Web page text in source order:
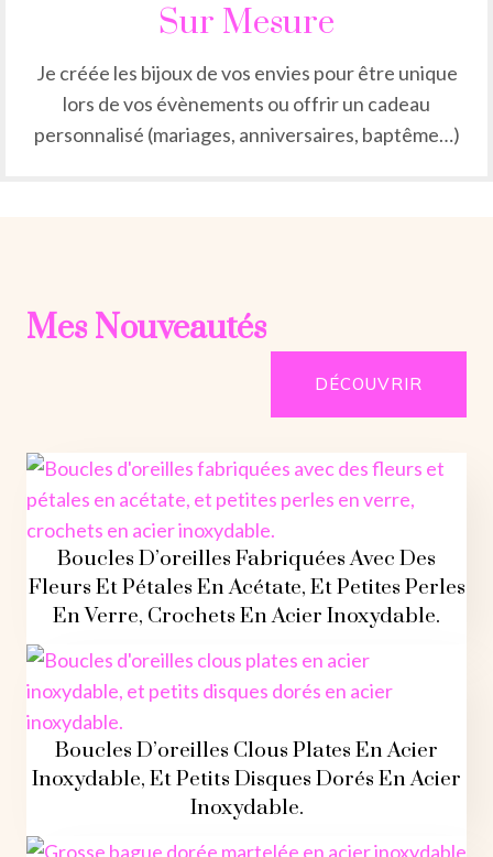
Sur Mesure
Je créée les bijoux de vos envies pour être unique
lors de vos évènements ou offrir un cadeau
personnalisé (mariages, anniversaires, baptême…)
Mes Nouveautés
DÉCOUVRIR
Boucles D’oreilles Fabriquées Avec Des
Fleurs Et Pétales En Acétate, Et Petites Perles
En Verre, Crochets En Acier Inoxydable.
Boucles D’oreilles Clous Plates En Acier
Inoxydable, Et Petits Disques Dorés En Acier
Inoxydable.